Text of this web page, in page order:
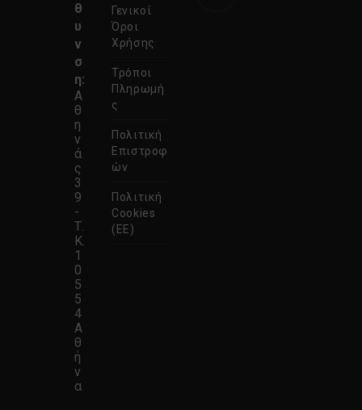
θ
υ
ν
σ
η:
Α
θ
η
ν
ά
ς
3
9
-
Τ.
Κ.
1
0
5
5
4
Α
θ
ή
ν
α
Γενικοί
Όροι
Χρήσης
Τρόποι
Πληρωμή
ς
Πολιτική
Επιστροφ
ών
Πολιτική
Cookies
(ΕΕ)